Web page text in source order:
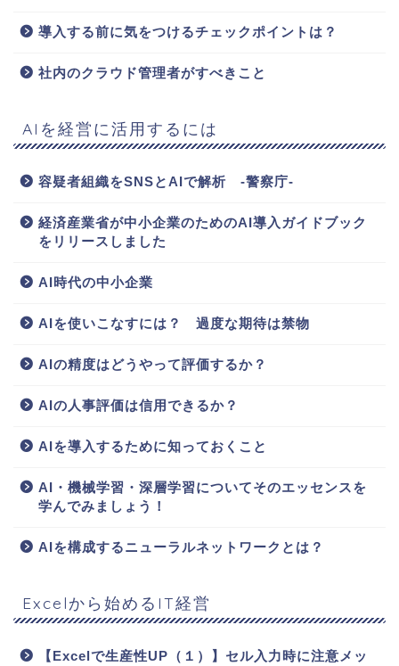
導入する前に気をつけるチェックポイントは？
社内のクラウド管理者がすべきこと
AIを経営に活用するには
容疑者組織をSNSとAIで解析 -警察庁-
経済産業省が中小企業のためのAI導入ガイドブック
をリリースしました
AI時代の中小企業
AIを使いこなすには？ 過度な期待は禁物
AIの精度はどうやって評価するか？
AIの人事評価は信用できるか？
AIを導入するために知っておくこと
AI・機械学習・深層学習についてそのエッセンスを
学んでみましょう！
AIを構成するニューラルネットワークとは？
Excelから始めるIT経営
【Excelで生産性UP（１）】セル入力時に注意メッ